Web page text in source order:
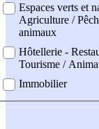
Espaces verts et
Agriculture /
animaux
Hôtellerie -
Tourisme /
Immobilier